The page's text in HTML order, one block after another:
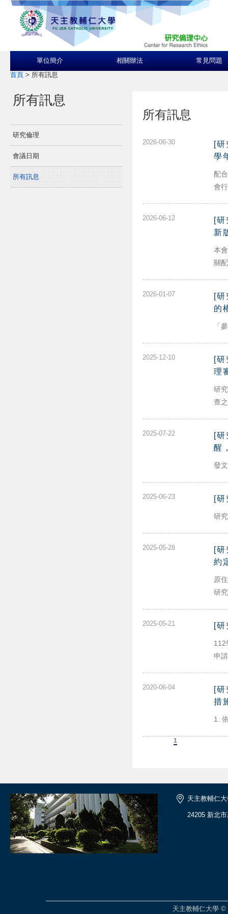
單位簡介 相關辦法 常見問題
首頁 > 所有訊息
所有訊息
研究倫理
會議日期
所有訊息
所有訊息
2026-06-30
[
學
配
會
2026-06-12
[研
新
本
關
2026-01-07
[
的
「
2025-12-10
[
理
研
查
2025-07-22
[
醒
發
2025-06-23 [
研
2025-05-28
[
約
原
研
2025-05-21 [
112
申
2020-06-04
[
措
1.
1
天主教輔仁
24205 新北
天主教輔仁大學 ©